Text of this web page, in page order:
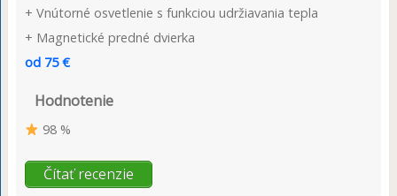
+ Vnútorné osvetlenie s funkciou udržiavania tepla
+ Magnetické predné dvierka
od 75 €
Hodnotenie
98 %
Čítať recenzie